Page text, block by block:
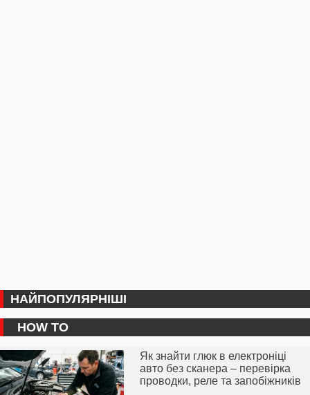
НАЙПОПУЛЯРНІШІ
HOW TO
Як знайти глюк в електроніці
авто без сканера – перевірка
проводки, реле та запобіжників